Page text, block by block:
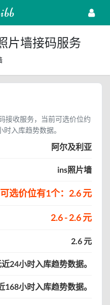
片墙接码服务
接收服务，当前可选价位约
入库趋势数据。
阿尔及利亚
ins照片墙
可选价位有1个：2.6 元
2.6 - 2.6 元
2.6 元
24小时入库趋势数据。
168小时入库趋势数据。